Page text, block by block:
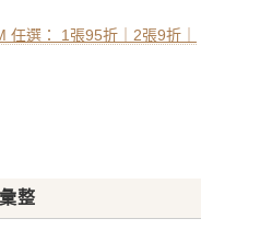
任選： 1張95折｜2張9折｜
彙整